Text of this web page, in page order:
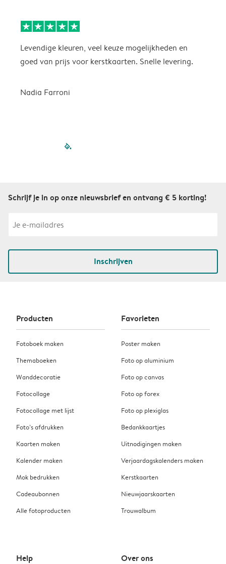
Levendige kleuren, veel keuze mogelijkheden en
goed van prijs voor kerstkaarten. Snelle levering.
Nadia Farroni
filled-pagination
Schrijf je in op onze nieuwsbrief en ontvang € 5 korting!
Inschrijven
Producten
Fotoboek maken
Themaboeken
Wanddecoratie
Fotocollage
Fotocollage met lijst
Foto’s afdrukken
Kaarten maken
Kalender maken
Mok bedrukken
Cadeaubonnen
Alle fotoproducten
Favorieten
Poster maken
Foto op aluminium
Foto op canvas
Foto op forex
Foto op plexiglas
Bedankkaartjes
Uitnodigingen maken
Verjaardagskalenders maken
Kerstkaarten
Nieuwjaarskaarten
Trouwalbum
Help Over ons